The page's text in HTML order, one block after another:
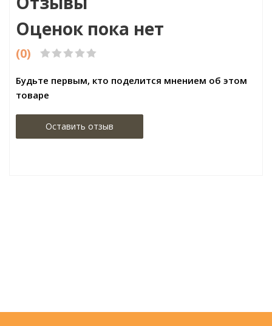
Оценок пока нет
(0)
Будьте первым, кто поделится мнением об этом
товаре
Оставить отзыв